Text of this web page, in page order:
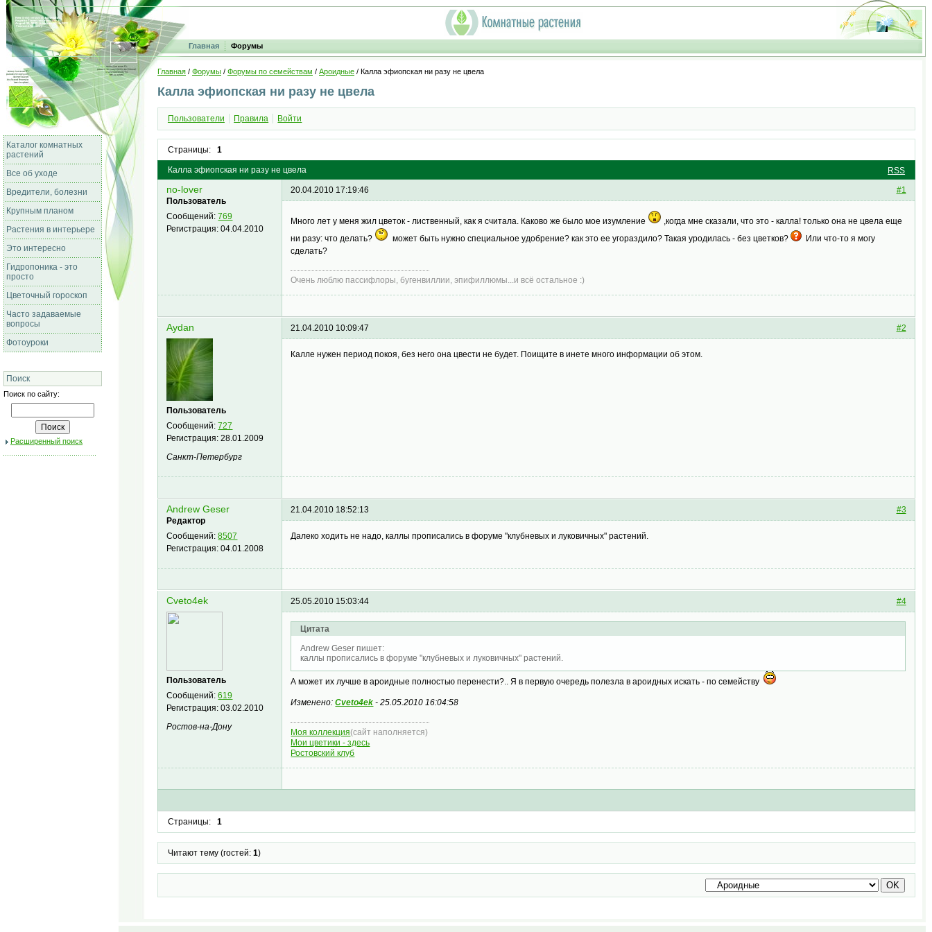
Главная Форумы
Каталог комнатных
растений
Все об уходе
Вредители, болезни
Крупным планом
Растения в интерьере
Это интересно
Гидропоника - это
просто
Цветочный гороскоп
Часто задаваемые
вопросы
Фотоуроки
Поиск
Поиск по сайту:
Расширенный поиск
Главная / Форумы / Форумы по семействам / Ароидные / Калла эфиопская ни разу не цвела
Калла эфиопская ни разу не цвела
Пользователи Правила Войти
Страницы: 1
RSS
Калла эфиопская ни разу не цвела
no-lover
Пользователь
Сообщений:769
Регистрация:04.04.2010
#1
20.04.2010 17:19:46
Много лет у меня жил цветок - лиственный, как я считала. Каково же было мое изумление
,когда мне сказали, что это - калла! только она не цвела еще
ни разу: что делать?
может быть нужно специальное удобрение? как это ее угораздило? Такая уродилась - без цветков?
Или что-то я могу
сделать?
Очень люблю пассифлоры, бугенвиллии, эпифиллюмы...и всё остальное :)
Aydan
Пользователь
Сообщений:727
Регистрация:28.01.2009
Санкт-Петербург
#2
21.04.2010 10:09:47
Калле нужен период покоя, без него она цвести не будет. Поищите в инете много информации об этом.
Andrew Geser
Редактор
Сообщений:8507
Регистрация:04.01.2008
#3
21.04.2010 18:52:13
Далеко ходить не надо, каллы прописались в форуме "клубневых и луковичных" растений.
Cveto4ek
Пользователь
Сообщений:619
Регистрация:03.02.2010
Ростов-на-Дону
#4
25.05.2010 15:03:44
Цитата
Andrew Geser пишет:
каллы прописались в форуме "клубневых и луковичных" растений.
А может их лучше в ароидные полностью перенести?.. Я в первую очередь полезла в ароидных искать - по семейству
Изменено:Cveto4ek -25.05.2010 16:04:58
Моя коллекция(сайт наполняется)
Мои цветики - здесь
Ростовский клуб
Страницы: 1
Читают тему (гостей: 1)